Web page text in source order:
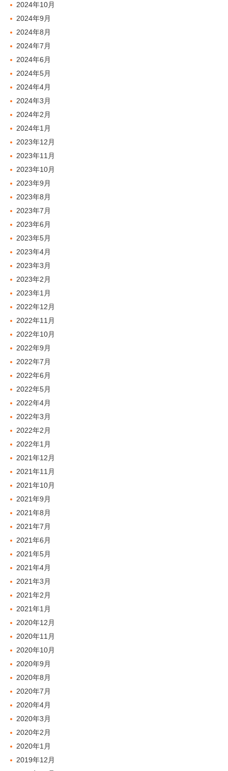
2024年10月
2024年9月
2024年8月
2024年7月
2024年6月
2024年5月
2024年4月
2024年3月
2024年2月
2024年1月
2023年12月
2023年11月
2023年10月
2023年9月
2023年8月
2023年7月
2023年6月
2023年5月
2023年4月
2023年3月
2023年2月
2023年1月
2022年12月
2022年11月
2022年10月
2022年9月
2022年7月
2022年6月
2022年5月
2022年4月
2022年3月
2022年2月
2022年1月
2021年12月
2021年11月
2021年10月
2021年9月
2021年8月
2021年7月
2021年6月
2021年5月
2021年4月
2021年3月
2021年2月
2021年1月
2020年12月
2020年11月
2020年10月
2020年9月
2020年8月
2020年7月
2020年4月
2020年3月
2020年2月
2020年1月
2019年12月